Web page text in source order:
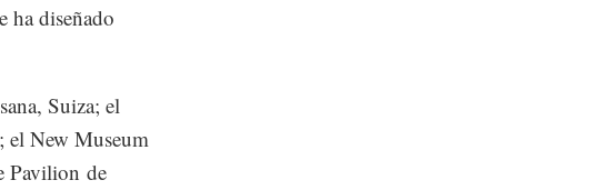
ha diseñado
Suiza; el
el New Museum
Pavilion de